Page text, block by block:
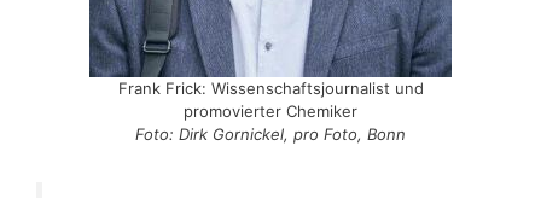
Frank Frick: Wissenschaftsjournalist und
promovierter Chemiker
Foto: Dirk Gornickel, pro Foto, Bonn